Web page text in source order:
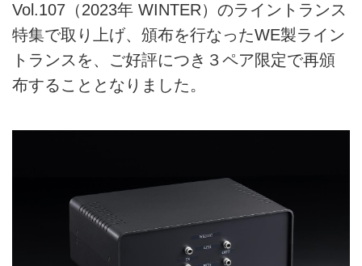
Vol.107（2023年 WINTER）のライントランス
特集で取り上げ、頒布を行なったWE製ライン
トランスを、ご好評につき３ペア限定で再頒
布することとなりました。